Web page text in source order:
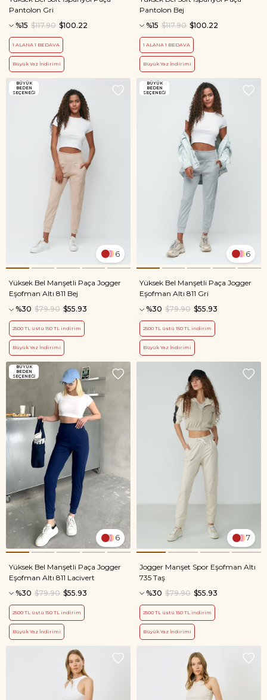
Pantolon Gri
%15
$100.22
$117.90
1 ALANA 1 BEDAVA
Büyük Yaz İndirimi
Pantolon Bej
%15
$100.22
$117.90
1 ALANA 1 BEDAVA
Büyük Yaz İndirimi
6
Yüksek Bel Manşetli Paça Jogger
Eşofman Altı 811 Bej
%30
$55.93
$79.90
2500 TL üstü 150 TL indirim
Büyük Yaz İndirimi
BÜYÜK
BEDEN
SEÇENEĞI
6
Yüksek Bel Manşetli Paça Jogger
Eşofman Altı 811 Gri
%30
$55.93
$79.90
2500 TL üstü 150 TL indirim
Büyük Yaz İndirimi
BÜYÜK
BEDEN
SEÇENEĞI
6
Yüksek Bel Manşetli Paça Jogger
Eşofman Altı 811 Lacivert
%30
$55.93
$79.90
2500 TL üstü 150 TL indirim
Büyük Yaz İndirimi
BÜYÜK
BEDEN
SEÇENEĞI
7
Jogger Manşet Spor Eşofman Altı
735 Taş
%30
$55.93
$79.90
2500 TL üstü 150 TL indirim
Büyük Yaz İndirimi